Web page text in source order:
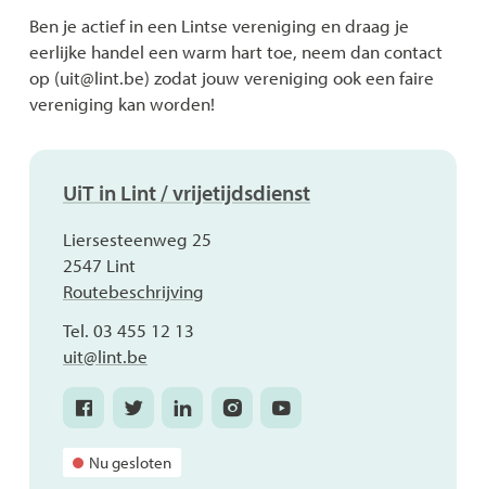
Ben je actief in een Lintse vereniging en draag je
eerlijke handel een warm hart toe, neem dan contact
op (uit@lint.be) zodat jouw vereniging ook een faire
vereniging kan worden!
Contact
UiT in Lint / vrijetijdsdienst
Adres
Liersesteenweg 25
,2547 Lint
Routebeschrijving
Tel. 03 455 12 13
E-
uit@lint.be
Facebook
UiT
in
Lint
Twitter
UiT
in
Lint
Linkedin
UiT
in
Lint
Instagram
UiT
Youtube
UiT
Nu gesloten